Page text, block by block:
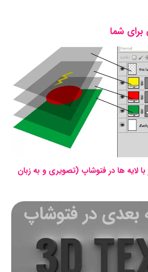
شما
لایه ها در فتوشاپ (تصویری و به زبان